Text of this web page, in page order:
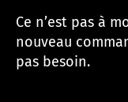
Ce n’est pas à
nouveau
pas besoin.